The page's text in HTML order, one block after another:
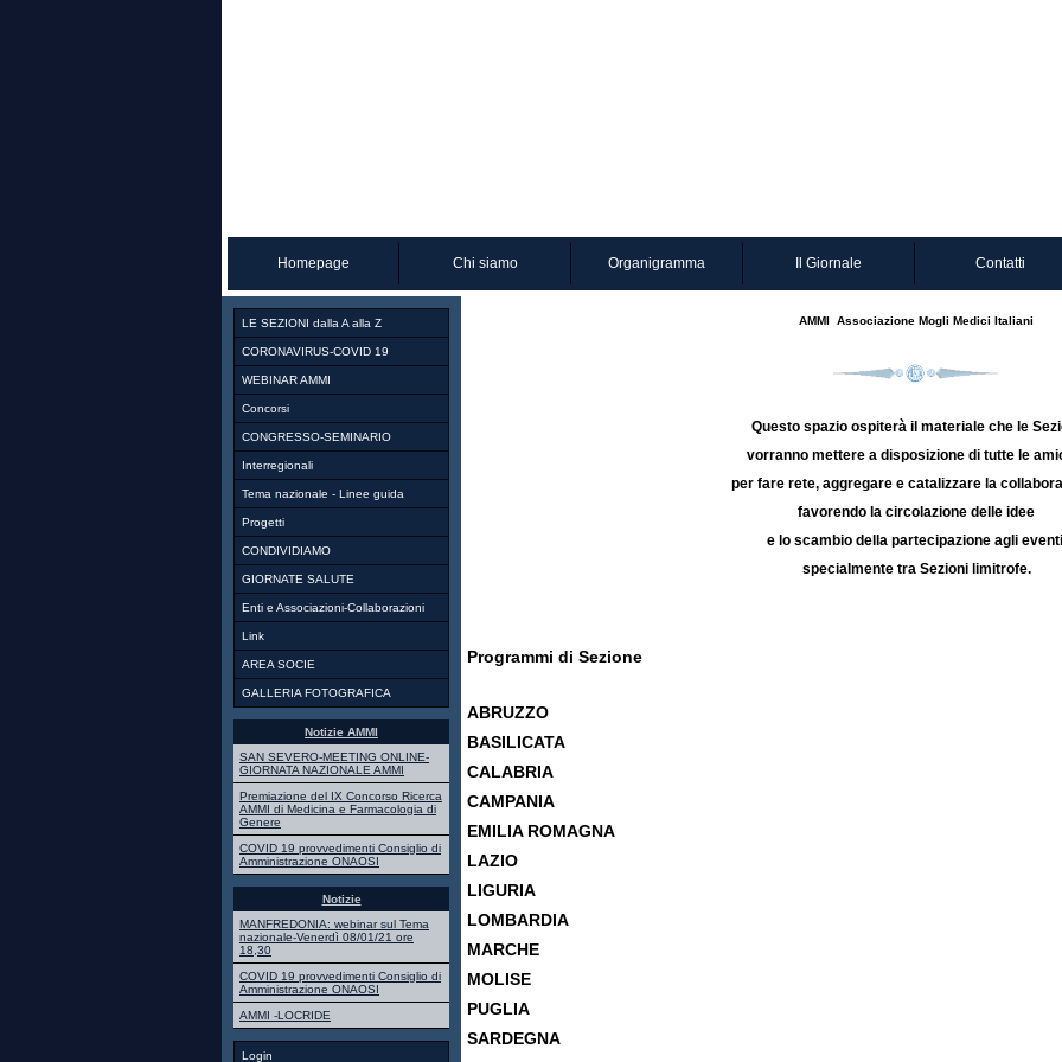
Homepage Chi siamo Organigramma Il Giornale Contatti
LE SEZIONI dalla A alla Z
CORONAVIRUS-COVID 19
WEBINAR AMMI
Concorsi
CONGRESSO-SEMINARIO
Interregionali
Tema nazionale - Linee guida
Progetti
CONDIVIDIAMO
GIORNATE SALUTE
Enti e Associazioni-Collaborazioni
Link
AREA SOCIE
GALLERIA FOTOGRAFICA
Notizie AMMI
SAN SEVERO-MEETING ONLINE-
GIORNATA NAZIONALE AMMI
Premiazione del IX Concorso Ricerca
AMMI di Medicina e Farmacologia di
Genere
COVID 19 provvedimenti Consiglio di
Amministrazione ONAOSI
Notizie
MANFREDONIA: webinar sul Tema
nazionale-Venerdì 08/01/21 ore
18,30
COVID 19 provvedimenti Consiglio di
Amministrazione ONAOSI
AMMI -LOCRIDE
Login
AMMI Associazione Mogli Medici Italiani
Questo spazio ospiterà il materiale che le
vorranno mettere a disposizione di tutte le
per fare rete, aggregare e catalizzare la
favorendo la circolazione delle idee
e lo scambio della partecipazione agli
specialmente tra Sezioni limitrofe.
Programmi di Sezione
ABRUZZO
BASILICATA
CALABRIA
CAMPANIA
EMILIA ROMAGNA
LAZIO
LIGURIA
LOMBARDIA
MARCHE
MOLISE
PUGLIA
SARDEGNA